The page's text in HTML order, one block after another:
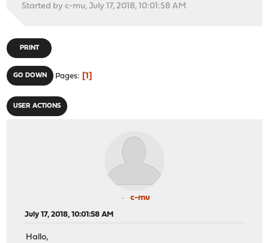
Started by c-mu, July 17, 2018, 10:01:58 AM
PRINT
GO DOWN Pages 1
USER ACTIONS
c-mu
July 17, 2018, 10:01:58 AM
Hallo,